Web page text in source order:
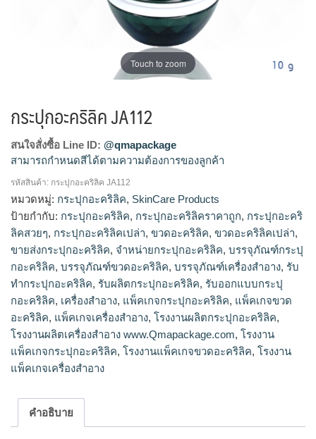
Touch to zoom
กระปุกอะคริลิค JA112
สนใจสั่งซื้อ Line ID: @qmapackage
สามารถกำหนดสีได้ตามความต้องการของลูกค้า
กระปุกอะคริลิค,กระปุกอะคริลิคราคาถูก,กระปุกอะคริลิคสวยๆ,กระ
ปุกอะคริลิคเปล่า,ขวดอะคริลิค,ขวดอะคริลิคเปล่า,ขายส่งกระปุ
กอะคริลิค,จำหน่ายกระปุกอะคริลิค,บรรจุภัณฑ์กระปุกอะคริ
ลิค,บรรจุภัณฑ์ขวดอะคริลิค,บรรจุภัณฑ์เครื่องสำอาง,รับทำกระปุ
กอะคริลิค,รับผลิตกระปุกอะคริลิค,รับออกแบบกระปุกอะคริ
ลิค,เครื่องสำอาง,แพ็คเกจกระปุกอะคริลิค,แพ็คเกจขวดอะคริ
ลิค,แพ็คเกจเครื่องสำอาง,โรงงานผลิตกระปุกอะคริลิค,โรงงานผลิต
เครื่องสำอาง www.Qmapackage.com,โรงงานแพ็คเกจกระปุกอะค
ริลิค ,โรงงานแพ็คเกจขวดอะคริลิค,โรงงานแพ็คเกจเครื่องสำอาง
รหัสสินค้า: กระปุกอะคริลิค JA112
หมวดหมู่: กระปุกอะคริลิค, SkinCare Products
ป้ายกำกับ: กระปุกอะคริลิค, กระปุกอะคริลิคราคาถูก, กระปุกอะคริ
ลิคสวยๆ, กระปุกอะคริลิคเปล่า, ขวดอะคริลิค, ขวดอะคริลิคเปล่า,
ขายส่งกระปุกอะคริลิค, จำหน่ายกระปุกอะคริลิค, บรรจุภัณฑ์กระปุ
กอะคริลิค, บรรจุภัณฑ์ขวดอะคริลิค, บรรจุภัณฑ์เครื่องสำอาง, รับ
ทำกระปุกอะคริลิค, รับผลิตกระปุกอะคริลิค, รับออกแบบกระปุ
กอะคริลิค, เครื่องสำอาง, แพ็คเกจกระปุกอะคริลิค, แพ็คเกจขวด
อะคริลิค, แพ็คเกจเครื่องสำอาง, โรงงานผลิตกระปุกอะคริลิค,
โรงงานผลิตเครื่องสำอาง www.Qmapackage.com, โรงงาน
แพ็คเกจกระปุกอะคริลิค, โรงงานแพ็คเกจขวดอะคริลิค, โรงงาน
แพ็คเกจเครื่องสำอาง
คำอธิบาย